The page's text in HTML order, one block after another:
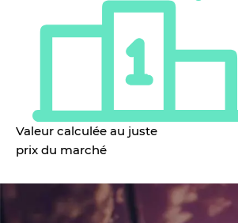
Valeur calculée au juste
prix du marché